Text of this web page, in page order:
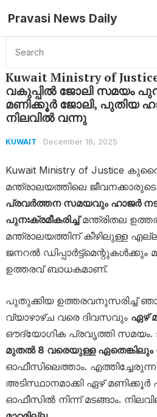
Pravasi News Daily
Home Kuwait Kuwait Ministry of Justice കുവൈറ്റിൽ ഈ വകുപ്പിൽ ജോലി
Kuwait Ministry of
വകുപ്പിൽ ജോലി സമയം
മണിക്കൂർ ജോലി, പുതിയ
നിലവിൽ വന്നു
KUWAIT December 16, 2025
Kuwait Ministry of Justice
മന്ത്രാലയത്തിലെ ജീവനക്കാരുടെ
പ്രവർത്തന സമയവും ഹാജർ
പുനഃക്രമീകരിച്ച്മന്ത്രിതല
മന്ത്രാലയത്തിന് കീഴിലുള്ള
ജനറൽ
ഉത്തരവ് ബാധകമാണ്.
പുതുക്കിയ ഉത്തരവനുസരിച്ച്
വ്യാഴാഴ്ച വരെ ദിവസവും ഏഴ്
ഔദ്യോഗിക പ്രവൃത്തി സമയം.
മുതൽ 8 വരെയുള്ള
ഓഫീസിലെത്താം.
അടിസ്ഥാനമാക്കി ഏഴ് മണിക്കൂർ
ഓഫീസിൽ നിന്ന് മടങ്ങാം.